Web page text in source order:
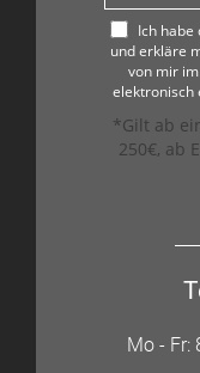
Ich
und erkläre
von mir
elektronisch
*Gilt ab
250€, ab
Mo - Fr: